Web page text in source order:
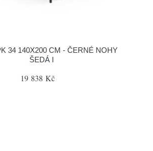
34 140X200 CM - ČERNÉ NOHY
ŠEDÁ I
19 838 Kč